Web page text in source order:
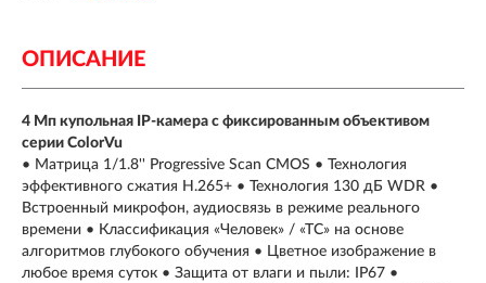
ОПИСАНИЕ
4 Мп купольная IP-камера с фиксированным объективом
серии ColorVu
• Матрица 1/1.8'' Progressive Scan CMOS • Технология
эффективного сжатия H.265+ • Технология 130 дБ WDR •
Встроенный микрофон, аудиосвязь в режиме реального
времени • Классификация «Человек» / «ТС» на основе
алгоритмов глубокого обучения • Цветное изображение в
любое время суток • Защита от влаги и пыли: IP67 •